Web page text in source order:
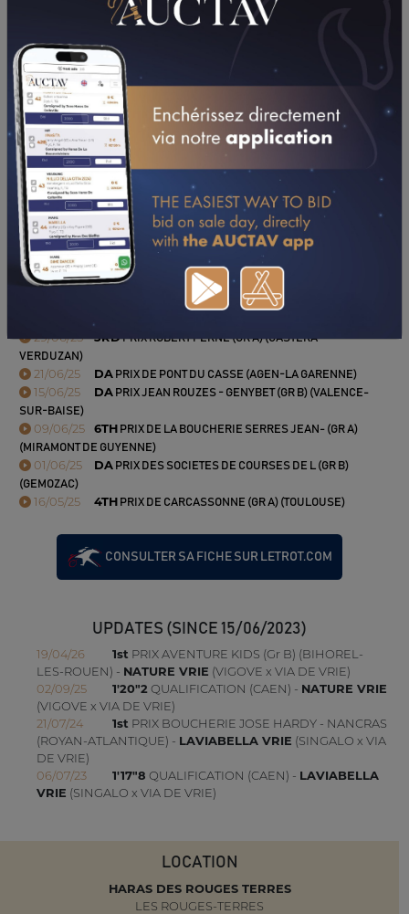
PERFORMANCES
2025 2024 2023
05/08/25 DAPRIX CANADELL S.A.S. (TRIE-SUR-BAISE)
PRIX DE CAGNES-SUR-MER (BEAUMONT DE
29/06/25 3RDPRIX ROBERT PERNE (GR A) (CASTERA-
VERDUZAN)
21/06/25 DAPRIX DE PONT DU CASSE (AGEN-LA GARENNE)
15/06/25 DAPRIX JEAN ROUZES - GENYBET (GR B) (VALENCE-
SUR-BAISE)
09/06/25 6TH PRIX DE LA BOUCHERIE SERRES JEAN- (GR A)
(MIRAMONT DE GUYENNE)
01/06/25 DAPRIX DES SOCIETES DE COURSES DE L (GR B)
(GEMOZAC)
16/05/25 4TH PRIX DE CARCASSONNE (GR A) (TOULOUSE)
CONSULTER SA FICHE SUR LETROT.COM
UPDATES (SINCE 15/06/2023)
19/04/26 1st PRIX AVENTURE KIDS (Gr B) (BIHOREL-
LES-ROUEN) - NATURE VRIE (VIGOVE x VIA DE VRIE)
02/09/25
1'20"2 QUALIFICATION (CAEN) - NATURE VRIE
(VIGOVE x VIA DE VRIE)
21/07/24
1st PRIX BOUCHERIE JOSE HARDY - NANCRAS
(ROYAN-ATLANTIQUE) - LAVIABELLA VRIE (SINGALO x VIA
DE VRIE)
06/07/23
1'17"8 QUALIFICATION (CAEN) - LAVIABELLA
VRIE (SINGALO x VIA DE VRIE)
LOCATION
HARAS DES ROUGES TERRES
LES ROUGES-TERRES